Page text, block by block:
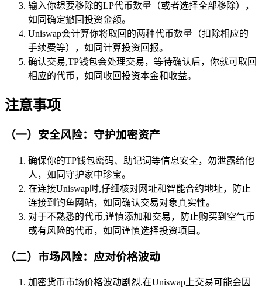
输入你想要移除的LP代币数量（或者选择全部移除），
如同确定撤回投资金额。
Uniswap会计算你将取回的两种代币数量（扣除相应的
手续费等），如同计算投资回报。
确认交易,TP钱包会处理交易，等待确认后，你就可取回
相应的代币，如同收回投资本金和收益。
注意事项
（一）安全风险：守护加密资产
确保你的TP钱包密码、助记词等信息安全，勿泄露给他
人，如同守护家中珍宝。
在连接Uniswap时,仔细核对网址和智能合约地址，防止
连接到钓鱼网站，如同确认交易对象真实性。
对于不熟悉的代币,谨慎添加和交易，防止购买到空气币
或有风险的代币，如同谨慎选择投资项目。
（二）市场风险：应对价格波动
加密货币市场价格波动剧烈,在Uniswap上交易可能会因